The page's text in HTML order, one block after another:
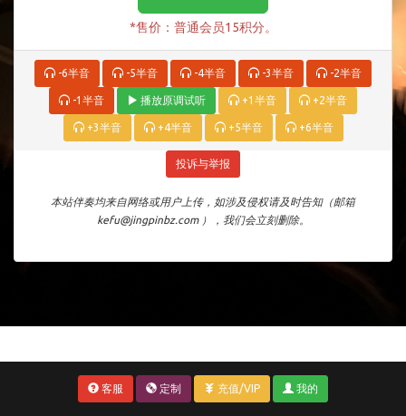
*售价：普通会员15积分。
-6半音 -5半音 -4半音 -3半音 -2半音
-1半音 播放原调试听 +1半音 +2半音
+3半音 +4半音 +5半音 +6半音
投诉与举报
本站伴奏均来自网络或用户上传，如涉及侵权请及时告知（邮箱
kefu@jingpinbz.com ），我们会立刻删除。
客服 定制 充值/VIP 我的